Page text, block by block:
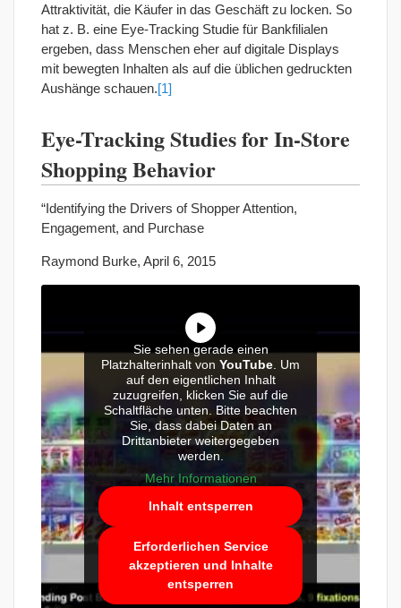
Attraktivität, die Käufer in das Geschäft zu locken. So
hat z. B. eine Eye-Tracking Studie für Bankfilialen
ergeben, dass Menschen eher auf digitale Displays
mit bewegten Inhalten als auf die üblichen gedruckten
Aushänge schauen.[1]
Eye-Tracking Studies for In-Store
Shopping Behavior
“Identifying the Drivers of Shopper Attention,
Engagement, and Purchase
Raymond Burke, April 6, 2015
Sie sehen gerade einen
Platzhalterinhalt von YouTube. Um
auf den eigentlichen Inhalt
zuzugreifen, klicken Sie auf die
Schaltfläche unten. Bitte beachten
Sie, dass dabei Daten an
Drittanbieter weitergegeben
werden.
Mehr Informationen
Inhalt entsperren
Erforderlichen Service
akzeptieren und Inhalte
entsperren